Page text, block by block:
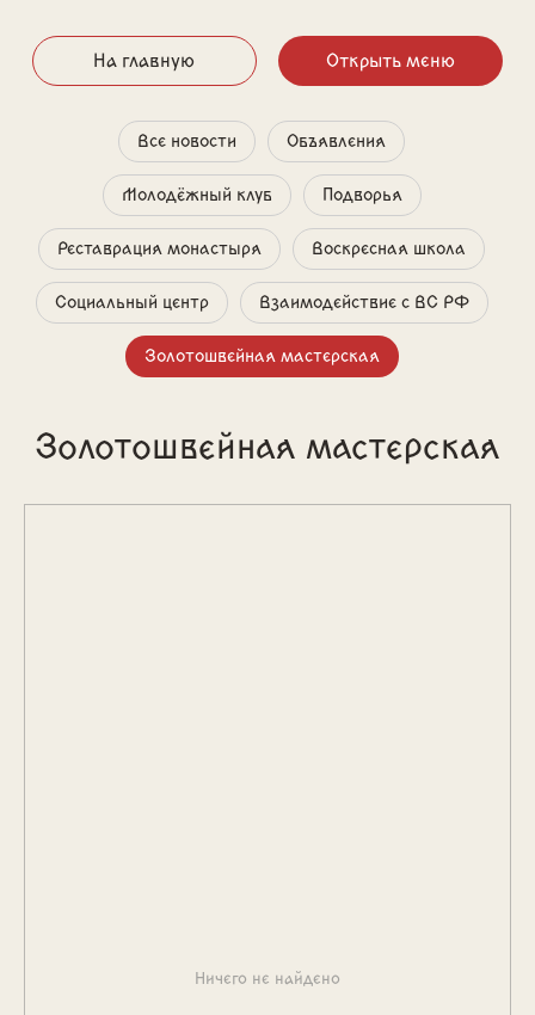
Открыть меню
На главную
Все новости Объявления
Молодёжный клуб Подворья
Реставрация монастыря Воскресная школа
Социальный центр Взаимодействие с ВС РФ
Золотошвейная мастерская
Золотошвейная мастерская
Ничего не найдено